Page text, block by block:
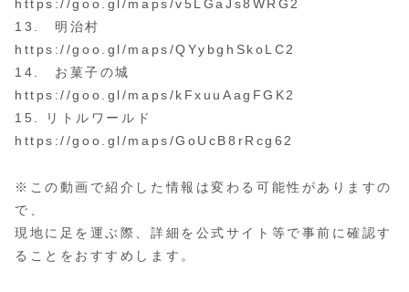
https://goo.gl/maps/v5LGaJs8WRG2
13. 明治村
https://goo.gl/maps/QYybghSkoLC2
14. お菓子の城
https://goo.gl/maps/kFxuuAagFGK2
15. リトルワールド
https://goo.gl/maps/GoUcB8rRcg62
※この動画で紹介した情報は変わる可能性がありますの
で、
現地に足を運ぶ際、詳細を公式サイト等で事前に確認す
ることをおすすめします。